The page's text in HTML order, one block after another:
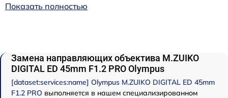
Показать полностью
Замена направляющих объектива M.ZUIKO
DIGITAL ED 45mm F1.2 PRO Olympus
[dataset:services:name] Olympus M.ZUIKO DIGITAL ED 45mm
F1.2 PRO выполняется в нашем специализированном